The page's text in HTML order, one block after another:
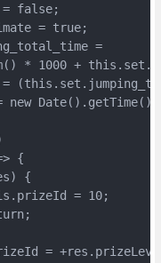
false;
= true;
=
* 1000 +
Date().getTime();
{
{
= 10;
=